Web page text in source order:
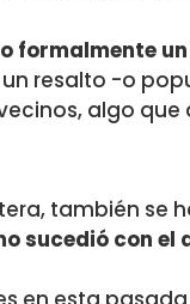
formalmente
resalto -o
algo que
también se
sucedió con el